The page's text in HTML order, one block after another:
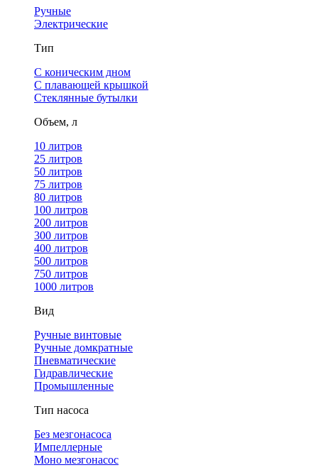
Ручные
Электрические
Тип
С коническим дном
С плавающей крышкой
Стеклянные бутылки
Объем, л
10 литров
25 литров
50 литров
75 литров
80 литров
100 литров
200 литров
300 литров
400 литров
500 литров
750 литров
1000 литров
Вид
Ручные винтовые
Ручные домкратные
Пневматические
Гидравлические
Промышленные
Тип насоса
Без мезгонасоса
Импеллерные
Моно мезгонасос